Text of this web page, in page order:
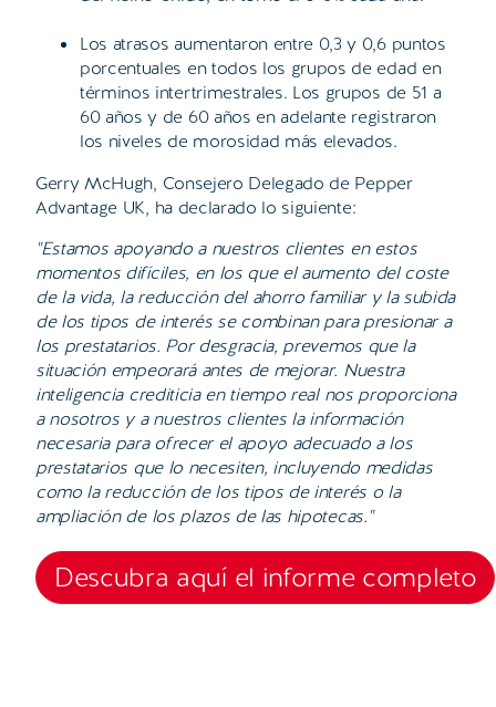
Los atrasos aumentaron entre 0,3 y 0,6 puntos
porcentuales en todos los grupos de edad en
términos intertrimestrales. Los grupos de 51 a
60 años y de 60 años en adelante registraron
los niveles de morosidad más elevados.
Gerry McHugh, Consejero Delegado de Pepper
Advantage UK, ha declarado lo siguiente:
"Estamos apoyando a nuestros clientes en estos
momentos difíciles, en los que el aumento del coste
de la vida, la reducción del ahorro familiar y la subida
de los tipos de interés se combinan para presionar a
los prestatarios. Por desgracia, prevemos que la
situación empeorará antes de mejorar. Nuestra
inteligencia crediticia en tiempo real nos proporciona
a nosotros y a nuestros clientes la información
necesaria para ofrecer el apoyo adecuado a los
prestatarios que lo necesiten, incluyendo medidas
como la reducción de los tipos de interés o la
ampliación de los plazos de las hipotecas."
Descubra aquí el informe completo